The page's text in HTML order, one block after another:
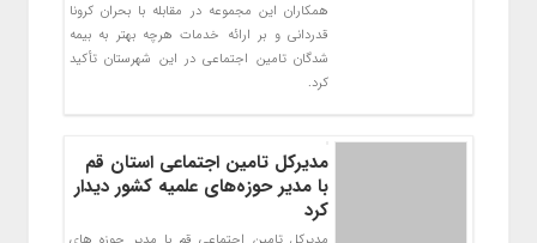
همکاران این مجموعه در مقابله با بحران کرونا
قدردانی و بر ارائه خدمات هرچه بهتر به بیمه
شدگان تامین اجتماعی در این شهرستان تأکید
کرد.
مدیرکل تامین اجتماعی استان قم
با مدیر حوزه‌های علمیه کشور دیدار
کرد